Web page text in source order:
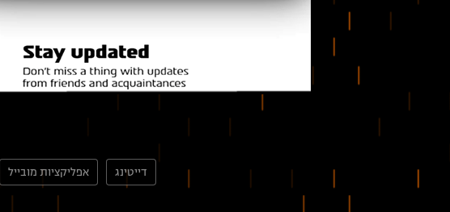
דייטינג אפליקציות מובייל